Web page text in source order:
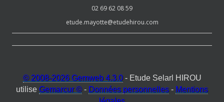
02 69 62 08 59
etude.mayotte@etudehirou.com
© 2008-2026 Gemweb 4.3.0- Etude Selarl HIROU
utilise Gemarcur © - Données personnelles - Mentions